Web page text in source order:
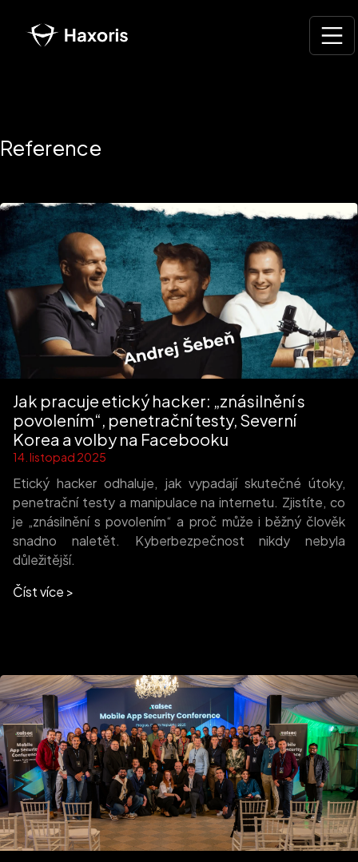
Reference
Jak pracuje etický hacker: „znásilnění s
povolením“, penetrační testy, Severní
Korea a volby na Facebooku
14. listopad 2025
Etický hacker odhaluje, jak vypadají skutečné útoky,
penetrační testy a manipulace na internetu. Zjistíte, co
je „znásilnění s povolením“ a proč může i běžný člověk
snadno naletět. Kyberbezpečnost nikdy nebyla
důležitější.
Číst více >